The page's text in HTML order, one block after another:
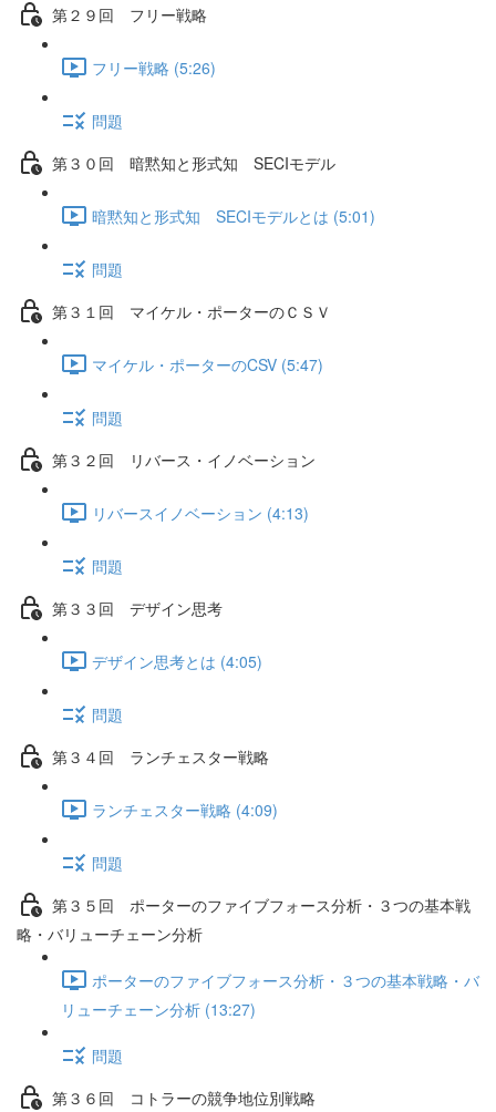
第２９回 フリー戦略
フリー戦略 (5:26)
問題
第３０回 暗黙知と形式知 SECIモデル
暗黙知と形式知 SECIモデルとは (5:01)
問題
第３１回 マイケル・ポーターのＣＳＶ
マイケル・ポーターのCSV (5:47)
問題
第３２回 リバース・イノベーション
リバースイノベーション (4:13)
問題
第３３回 デザイン思考
デザイン思考とは (4:05)
問題
第３４回 ランチェスター戦略
ランチェスター戦略 (4:09)
問題
第３５回 ポーターのファイブフォース分析・３つの基本戦
略・バリューチェーン分析
ポーターのファイブフォース分析・３つの基本戦略・バ
リューチェーン分析 (13:27)
問題
第３６回 コトラーの競争地位別戦略